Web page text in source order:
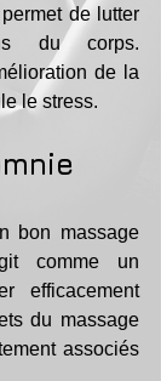
de lutter
du corps.
de la
le stress.
bon massage
comme un
efficacement
du massage
associés